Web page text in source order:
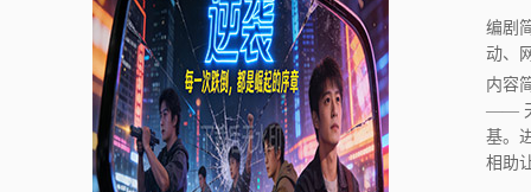
编剧
动、
内容
—— 天
基。
相助